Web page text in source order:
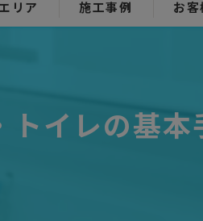
リア 施工事例 お客
イレの基本